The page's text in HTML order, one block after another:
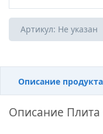
Артикул: Не указан
Описание продукта
Описание